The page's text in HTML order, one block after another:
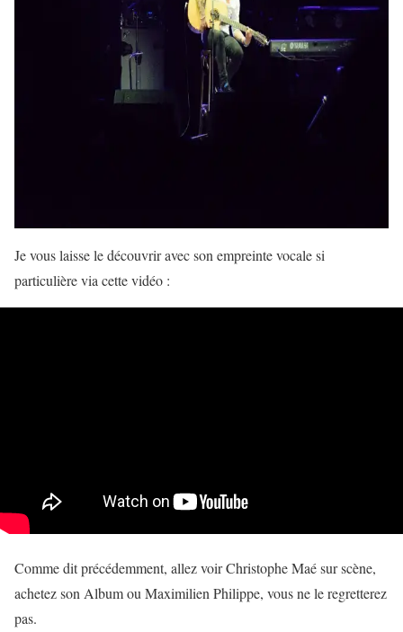
Je vous laisse le découvrir avec son empreinte vocale si
particulière via cette vidéo :
Comme dit précédemment, allez voir Christophe Maé sur scène,
achetez son Album ou Maximilien Philippe, vous ne le regretterez
pas.